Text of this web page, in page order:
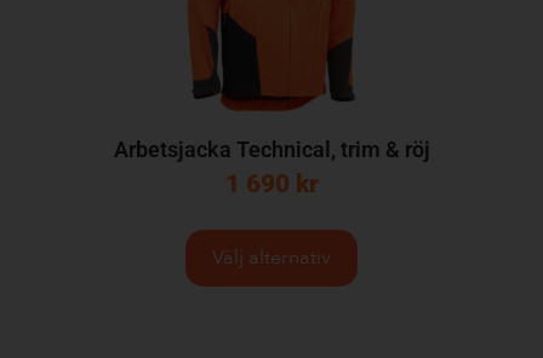
Arbetsjacka Technical, trim & röj
1 690 kr
Välj alternativ